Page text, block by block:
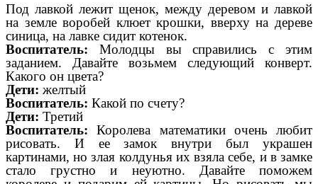
Под лавкой лежит щенок, между деревом и лавкой
на земле воробей клюет крошки, вверху на дереве
синица, на лавке сидит котенок.
Воспитатель: Молодцы вы справились с этим
заданием. Давайте возьмем следующий конверт.
Какого он цвета?
Дети: желтый
Воспитатель: Какой по счету?
Дети: Третий
Воспитатель:Королева математики очень любит
рисовать. И ее замок внутри был украшен
картинами, но злая колдунья их взяла себе, и в замке
стало грустно и неуютно. Давайте поможем